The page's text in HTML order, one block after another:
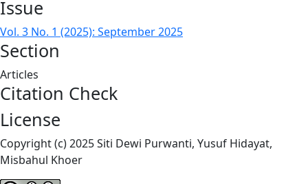
Issue
Vol. 3 No. 1 (2025): September 2025
Section
Articles
Citation Check
License
Copyright (c) 2025 Siti Dewi Purwanti, Yusuf Hidayat,
Misbahul Khoer